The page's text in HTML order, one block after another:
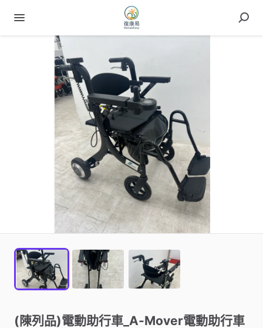
(陳列品)電動助行車_A-Mover電動助行車